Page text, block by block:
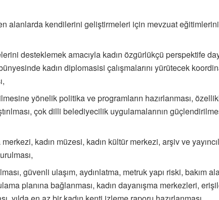
alanlarda kendilerini geliştirmeleri için mevzuat
desteklemek amacıyla kadın özgürlükçü perspektife
kadın diplomasisi çalışmalarını yürütecek
yönelik politika ve programların hazırlanması,
çok dilli belediyecilik uygulamalarının
kadın müzesi, kadın kültür merkezi, arşiv ve
güvenli ulaşım, aydınlatma, metruk yapı riski, bakım
planına bağlanması, kadın dayanışma merkezleri,